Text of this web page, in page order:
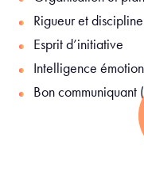
Rigueur et discipline
Esprit d’initiative
Intelligence
Bon communiquant